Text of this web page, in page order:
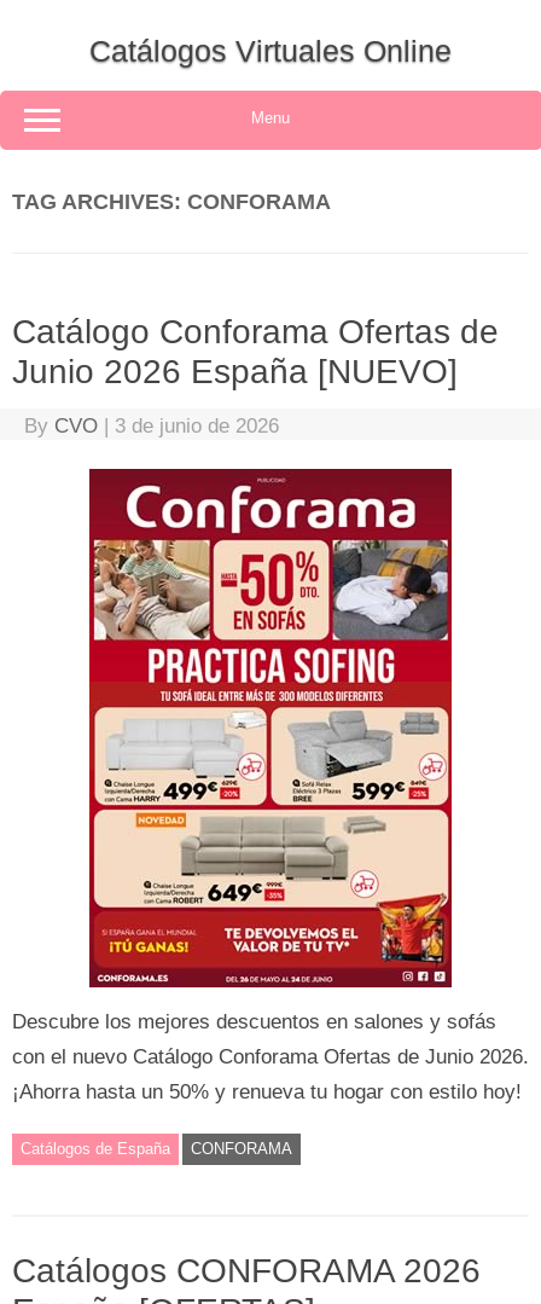
Catálogos Virtuales Online
Menu
TAG ARCHIVES: CONFORAMA
Catálogo Conforama Ofertas de
Junio 2026 España [NUEVO]
By CVO | 3 de junio de 2026
Descubre los mejores descuentos en salones y sofás
con el nuevo Catálogo Conforama Ofertas de Junio 2026.
¡Ahorra hasta un 50% y renueva tu hogar con estilo hoy!
Catálogos de España CONFORAMA
Catálogos CONFORAMA 2026